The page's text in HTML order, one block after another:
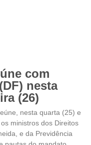
com
nesta
(26)
nesta quarta (25) e
ministros dos Direitos
e da Previdência